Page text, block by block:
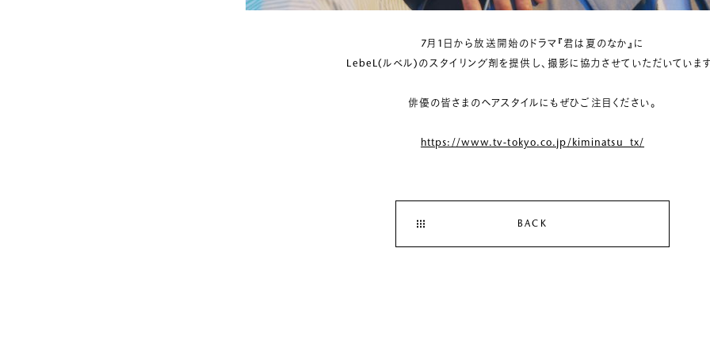
7月1日から放送開始のドラマ『君は夏のなか』に
LebeL(ルベル)のスタイリング剤を提供し、撮影に協力させていただいています
俳優の皆さまのヘアスタイルにもぜひご注目ください。
https://www.tv-tokyo.co.jp/kiminatsu_tx/
BACK